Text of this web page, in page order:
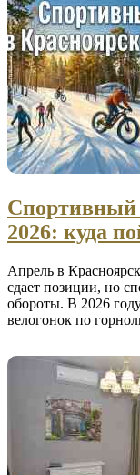
Спортивный
2026: куда
Апрель в
сдает позиции, но
обороты. В 2026
велогонок по